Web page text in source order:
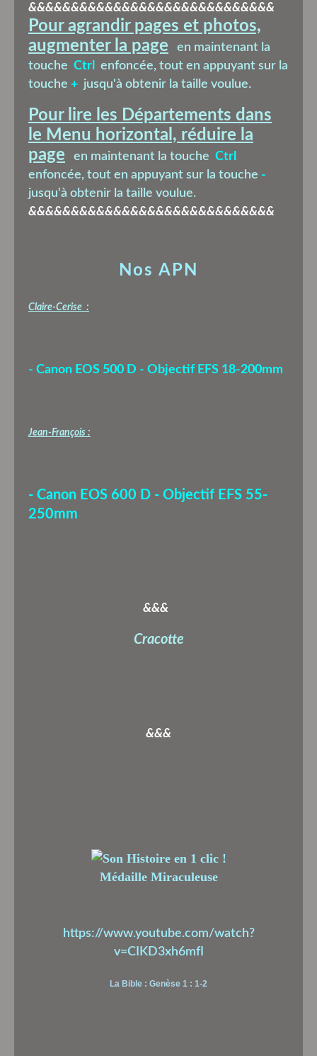
Nos APN
Claire-Cerise :
- Canon EOS 500 D - Objectif EFS 18-200mm
Jean-François :
- Canon EOS 600 D - Objectif EFS 55-
250mm
&&&
Cracotte
&&&
Médaille Miraculeuse
https://www.youtube.com/watch?
v=CIKD3xh6mfI
La Bible : Genèse 1 : 1-2
&&&&&&&&&&&&&&&&&&&&&&&&&&&&&
Pour agrandir pages et photos,
augmenter la page
en maintenant la
touche Ctrl
enfoncée, tout en appuyant sur la
touche + jusqu'à obtenir la taille voulue.
Pour lire les Départements dans
le Menu horizontal, réduire la
page
en maintenant la touche Ctrl
enfoncée, tout en appuyant sur la touche -
jusqu'à obtenir la taille voulue.
&&&&&&&&&&&&&&&&&&&&&&&&&&&&&